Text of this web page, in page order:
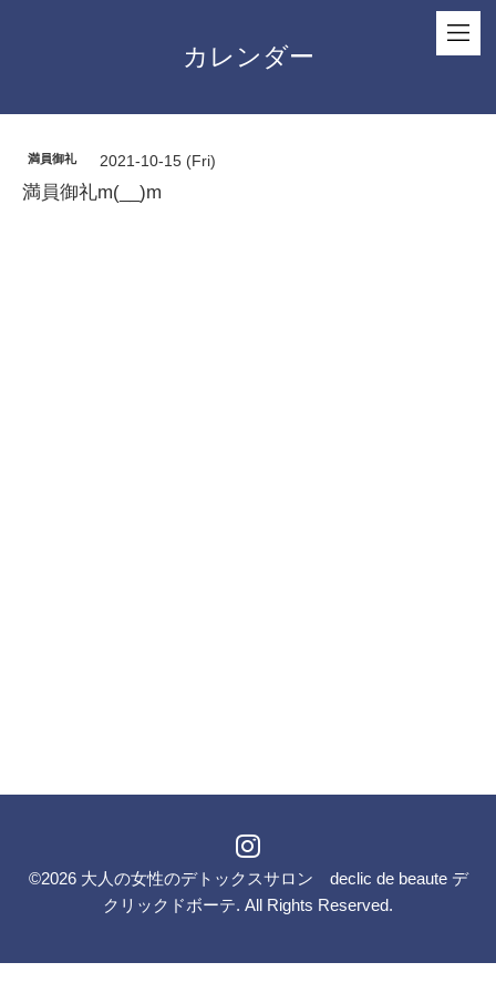
カレンダー
満員御礼 2021-10-15 (Fri)
満員御礼m(__)m
©2026 大人の女性のデトックスサロン declic de beaute デ
クリックドボーテ. All Rights Reserved.